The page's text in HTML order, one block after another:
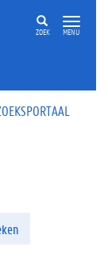
ZOEK MENU